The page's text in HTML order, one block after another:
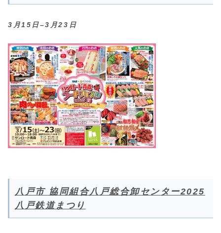
3月15日–3月23日
八戸市 協同組合八戸総合卸センター2025
八戸鉄道まつり